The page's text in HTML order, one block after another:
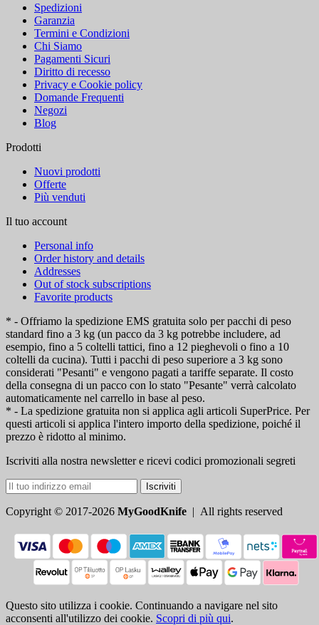
Spedizioni
Garanzia
Termini e Condizioni
Chi Siamo
Pagamenti Sicuri
Diritto di recesso
Privacy e Cookie policy
Domande Frequenti
Negozi
Blog
Prodotti
Nuovi prodotti
Offerte
Più venduti
Il tuo account
Personal info
Order history and details
Addresses
Out of stock subscriptions
Favorite products
* - Offriamo la spedizione EMS gratuita solo per pacchi di peso
standard fino a 3 kg (un pacco da 3 kg potrebbe includere, ad
esempio, fino a 5 coltelli tattici, fino a 12 pieghevoli o fino a 10
coltelli da cucina). Tutti i pacchi di peso superiore a 3 kg sono
considerati "Pesanti" e vengono pagati a tariffe separate. Il costo
della consegna di un pacco con lo stato "Pesante" verrà calcolato
automaticamente nel carrello in base al peso.
* - La spedizione gratuita non si applica agli articoli SuperPrice. Per
questi articoli si applica l'intero importo della spedizione, poiché il
prezzo è ridotto al minimo.
Iscriviti alla nostra newsletter e ricevi codici promozionali segreti
Iscriviti
Copyright © 2017-2026 MyGoodKnife | All rights reserved
Questo sito utilizza i cookie. Continuando a navigare nel sito
acconsenti all'utilizzo dei cookie. Scopri di più qui.